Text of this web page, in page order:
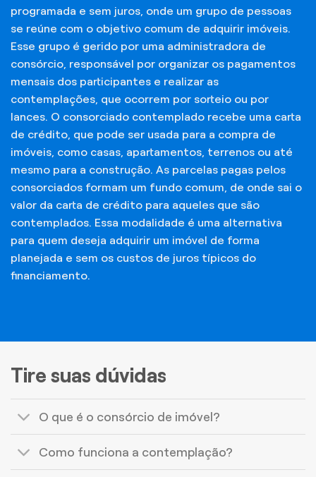
programada e sem juros, onde um grupo de pessoas
se reúne com o objetivo comum de adquirir imóveis.
Esse grupo é gerido por uma administradora de
consórcio, responsável por organizar os pagamentos
mensais dos participantes e realizar as
contemplações, que ocorrem por sorteio ou por
lances. O consorciado contemplado recebe uma carta
de crédito, que pode ser usada para a compra de
imóveis, como casas, apartamentos, terrenos ou até
mesmo para a construção. As parcelas pagas pelos
consorciados formam um fundo comum, de onde sai o
valor da carta de crédito para aqueles que são
contemplados. Essa modalidade é uma alternativa
para quem deseja adquirir um imóvel de forma
planejada e sem os custos de juros típicos do
financiamento.
Tire suas dúvidas
O que é o consórcio de imóvel?
Como funciona a contemplação?